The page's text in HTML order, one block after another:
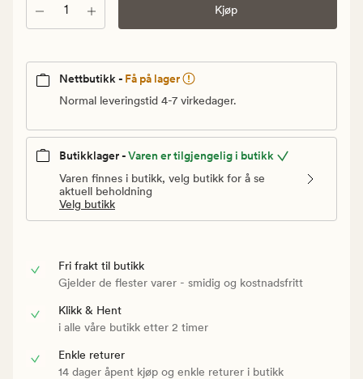
Antall Kjøp
Nettbutikk - Få på lager
Normal leveringstid 4-7 virkedager.
Butikklager -Varen er tilgjengelig i butikk
Varen finnes i butikk, velg butikk for å se
aktuell beholdning
Velg butikk
Fri frakt til butikk
Gjelder de flester varer - smidig og kostnadsfritt
Klikk & Hent
i alle våre butikk etter 2 timer
Enkle returer
14 dager åpent kjøp og enkle returer i butikk